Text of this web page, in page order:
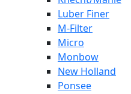
Luber Finer
M-Filter
Micro
Monbow
New Holland
Ponsee